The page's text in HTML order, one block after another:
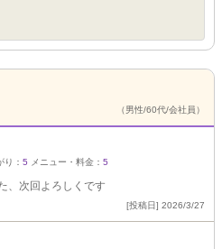
（男性/60代/会社員）
り： 5 メニュー・料金： 5
、次回よろしくです
[投稿日] 2026/3/27